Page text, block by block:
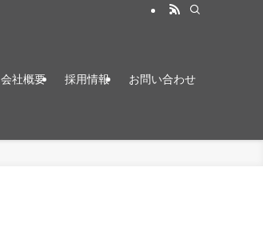
会社概要 採用情報 お問い合わせ